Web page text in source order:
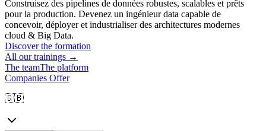
Construisez des pipelines de données robustes, scalables et prêts
pour la production. Devenez un ingénieur data capable de
concevoir, déployer et industrialiser des architectures modernes
cloud & Big Data.
Discover the formation
All our trainings →
The teamThe platform
Companies Offer
🇬🇧